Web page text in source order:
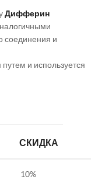
Дифферин
соединения и
и используется
СКИДКА
10%